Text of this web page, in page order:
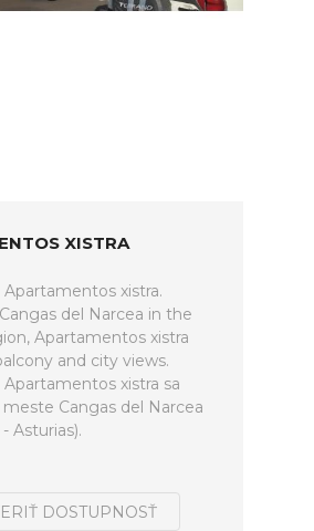
XISTRA
xistra.
del Narcea in the
Apartamentos xistra
and city views.
xistra sa
Cangas del Narcea
Asturias).
DOSTUPNOSŤ